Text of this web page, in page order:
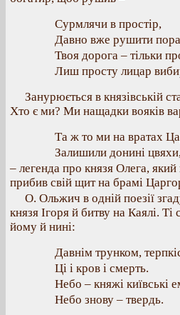
Сурмлячи в простір,
Давно вже рушити пора
Твоя дорога – тільки
Лиш просту лицар
Занурюється в князівській
Хто є ми? Ми нащадки вояків
Та ж то ми на вратах
Залишили донині
– легенда про князя Олега,
прибив свій щит на брамі
О. Ольжич в одній поезії
князя Ігоря й битву на Каялі.
йому й нині:
Давнім трунком,
Ці і кров і смерть.
Небо – княжі київські
Небо знову – твердь.